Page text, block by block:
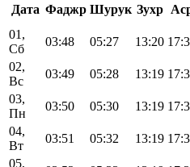
Дата Фаджр Шурук Зухр
01,
Сб
03:48 05:27 13:20
02,
Вс
03:49 05:28 13:19
03,
Пн
03:50 05:30 13:19
04,
Вт
03:51 05:32 13:19
05,